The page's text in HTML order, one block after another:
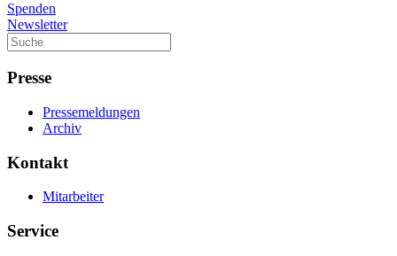
Spenden
Newsletter
Presse
Pressemeldungen
Archiv
Kontakt
Mitarbeiter
Service